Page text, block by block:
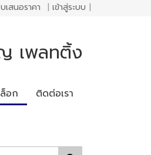
เสนอราคา | เข้าสู่ระบบ |
ญ เพลทติ้ง
อก ติดต่อเรา